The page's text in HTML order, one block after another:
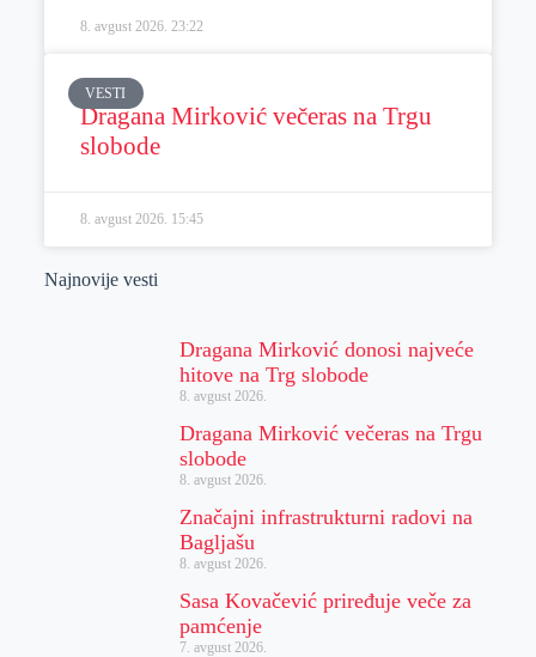
8. avgust 2026. 23:22
VESTI
Dragana Mirković večeras na Trgu
slobode
8. avgust 2026. 15:45
Najnovije vesti
Dragana Mirković donosi najveće
hitove na Trg slobode
8. avgust 2026.
Dragana Mirković večeras na Trgu
slobode
8. avgust 2026.
Značajni infrastrukturni radovi na
Bagljašu
8. avgust 2026.
Sasa Kovačević priređuje veče za
pamćenje
7. avgust 2026.